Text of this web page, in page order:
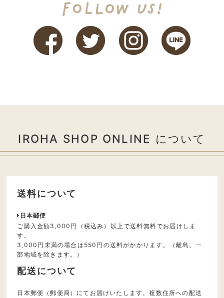
IROHA SHOP ONLINE について
送料について
日本郵便
ご購入金額3,000円（税込み）以上で送料無料でお届けしま
す。
3,000円未満の場合は550円の送料がかかります。（離島、一
部地域を除きます。）
配送について
日本郵便（郵便局）にてお届けいたします。複数住所への配送